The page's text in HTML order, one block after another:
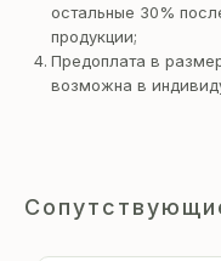
остальные 30%
продукции;
Предоплата в
возможна в